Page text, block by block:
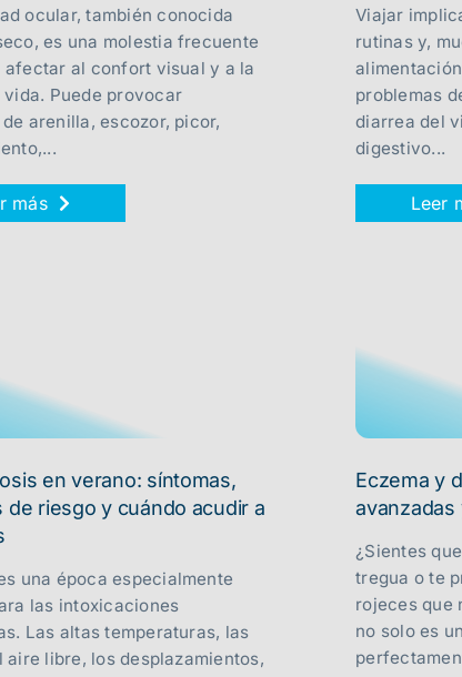
ocular, también conocida
es una molestia frecuente
afectar al confort visual y a la
Puede provocar
arenilla, escozor, picor,
más
Viajar
rutinas y,
problemas
diarrea del
digestivo...
Leer
en verano: síntomas,
de riesgo y cuándo acudir a
una época especialmente
las intoxicaciones
Las altas temperaturas, las
aire libre, los desplazamientos,
Eczema y
¿Sientes
tregua o te
rojeces que
no solo es